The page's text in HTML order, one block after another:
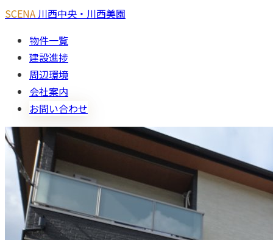
SCENA 川西中央・川西美園
物件一覧
建設進捗
周辺環境
会社案内
お問い合わせ